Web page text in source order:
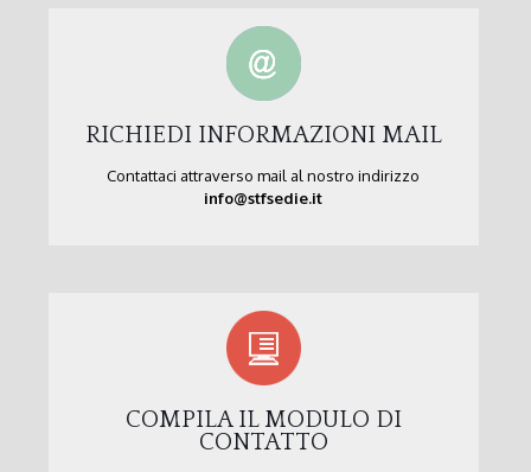
RICHIEDI INFORMAZIONI MAIL
Contattaci attraverso mail al nostro indirizzo
info@stfsedie.it
COMPILA IL MODULO DI
CONTATTO